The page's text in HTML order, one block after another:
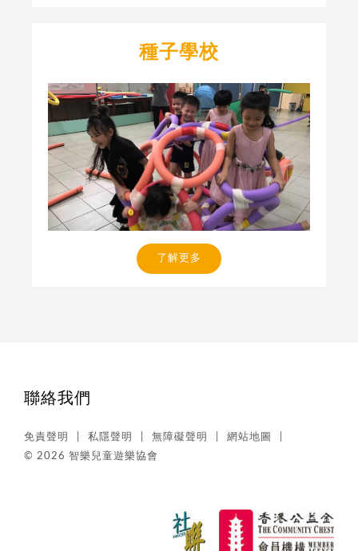
種子學校
了解更多
聯絡我們
免責聲明 私隱聲明 無障礙聲明
網站地圖
© 2026 智樂兒童遊樂協會